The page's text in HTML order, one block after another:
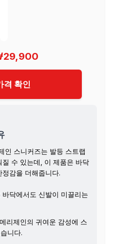
격 확인
인 스니커즈는 발등 스트랩
수 있는데, 이 제품은 바닥
감을 더해줍니다.
닥에서도 신발이 미끌리는
리제인의 귀여운 감성에 스
니다.